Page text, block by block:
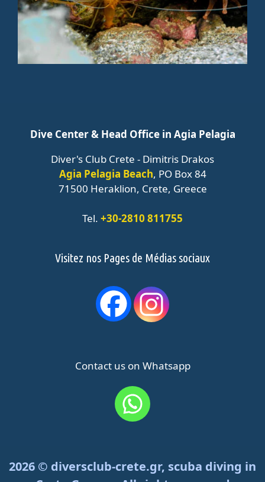
Dive Center & Head Office in Agia Pelagia
Diver's Club Crete - Dimitris Drakos
Agia Pelagia Beach, PO Box 84
71500 Heraklion, Crete, Greece
Tel. +30-2810 811755
Visitez nos Pages de Médias sociaux
Contact us on Whatsapp
2026 © diversclub-crete.gr, scuba diving in